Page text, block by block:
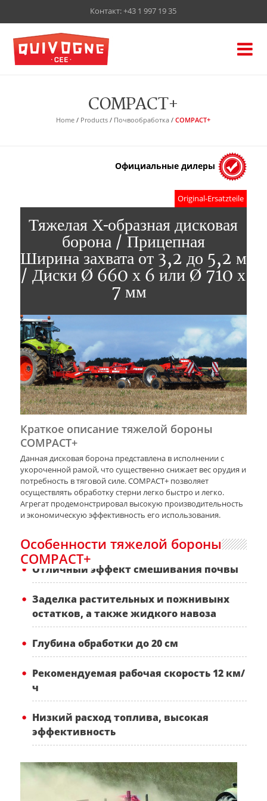
Контакт:+43 1 997 19 35
COMPACT+
Home / Products / Почвообработка /COMPACT+
Официальные дилеры
Original-Ersatzteile
Тяжелая Х-образная дисковая
борона / Прицепная
Ширина захвата от 3,2 до 5,2 м
/ Диски Ø 660 х 6 или Ø 710 х
7 мм
Краткое описание тяжелой бороны
COMPACT+
Данная дисковая борона представлена в исполнении с
укороченной рамой, что существенно снижает вес орудия и
потребность в тяговой силе. COMPACT+ позволяет
осуществлять обработку стерни легко быстро и легко.
Агрегат продемонстрировал высокую производительность
и экономическую эффективность его использования.
Особенности тяжелой бороны
COMPACT+
Отличный эффект смешивания почвы
Заделка растительных и пожнивынх
остатков, а также жидкого навоза
Глубина обработки до 20 см
Рекомендуемая рабочая скорость 12 км/
ч
Низкий расход топлива, высокая
эффективность